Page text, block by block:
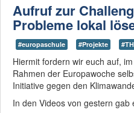
Aufruf zur
Probleme lokal
#europaschule #Projekte
Hiermit fordern wir euch auf, im
Rahmen der Europawoche
Initiative gegen den
In den Videos von gestern